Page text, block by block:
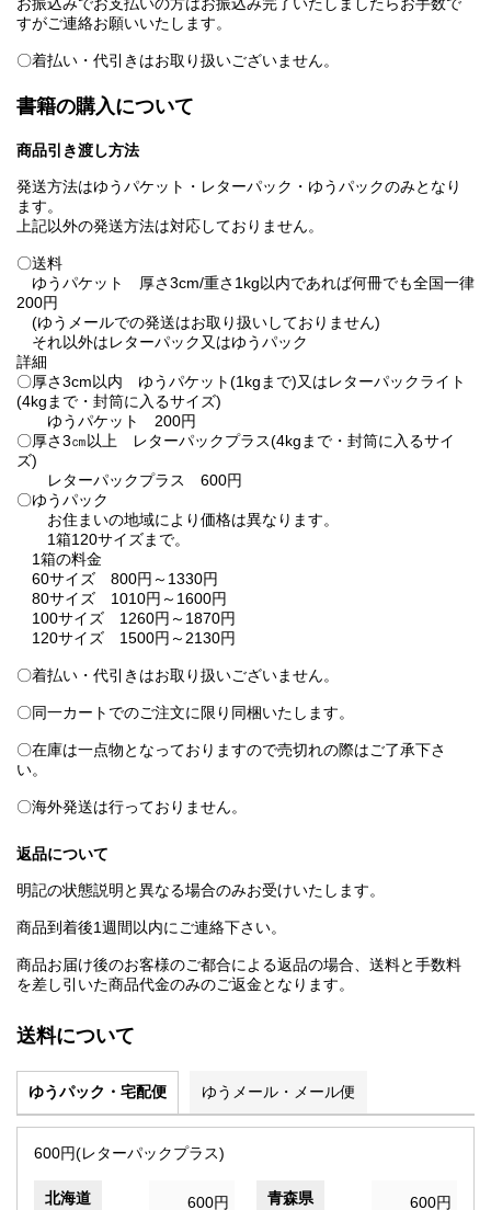
すがご連絡お願いいたします。
〇着払い・代引きはお取り扱いございません。
書籍の購入について
商品引き渡し方法
発送方法はゆうパケット・レターパック・ゆうパックのみとなり
ます。
上記以外の発送方法は対応しておりません。
〇送料
ゆうパケット 厚さ3cm/重さ1kg以内であれば何冊でも全国一律
200円
(ゆうメールでの発送はお取り扱いしておりません)
それ以外はレターパック又はゆうパック
詳細
〇厚さ3cm以内 ゆうパケット(1kgまで)又はレターパックライト
(4kgまで・封筒に入るサイズ)
ゆうパケット 200円
〇厚さ3㎝以上 レターパックプラス(4kgまで・封筒に入るサイ
ズ)
レターパックプラス 600円
〇ゆうパック
お住まいの地域により価格は異なります。
1箱120サイズまで。
1箱の料金
60サイズ 800円～1330円
80サイズ 1010円～1600円
100サイズ 1260円～1870円
120サイズ 1500円～2130円
〇着払い・代引きはお取り扱いございません。
〇同一カートでのご注文に限り同梱いたします。
〇在庫は一点物となっておりますので売切れの際はご了承下さ
い。
〇海外発送は行っておりません。
返品について
明記の状態説明と異なる場合のみお受けいたします。
商品到着後1週間以内にご連絡下さい。
商品お届け後のお客様のご都合による返品の場合、送料と手数料
を差し引いた商品代金のみのご返金となります。
送料について
ゆうパック・宅配便 ゆうメール・メール便
600円(レターパックプラス)
北海道 600円 青森県 600円